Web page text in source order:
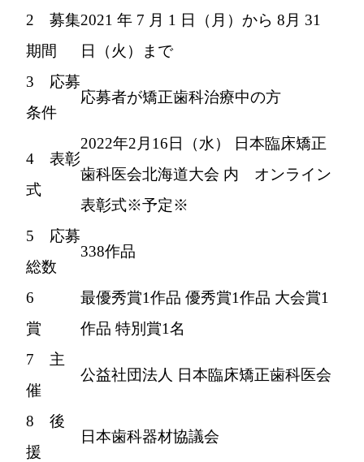
2 募集
期間
2021 年 7 月 1 日（月）から 8月 31
日（火）まで
3 応募
条件
応募者が矯正歯科治療中の方
4 表彰
式
2022年2月16日（水） 日本臨床矯正
歯科医会北海道大会 内 オンライン
表彰式※予定※
5 応募
総数
338作品
6
賞
最優秀賞1作品 優秀賞1作品 大会賞1
作品 特別賞1名
7 主
催
公益社団法人 日本臨床矯正歯科医会
8 後
援
日本歯科器材協議会